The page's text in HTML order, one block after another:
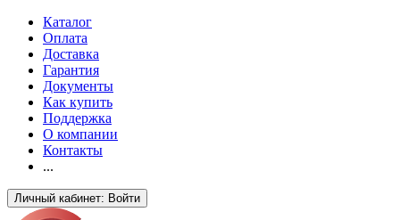
Каталог
Оплата
Доставка
Гарантия
Документы
Как купить
Поддержка
О компании
Контакты
...
Личный кабинет: Войти